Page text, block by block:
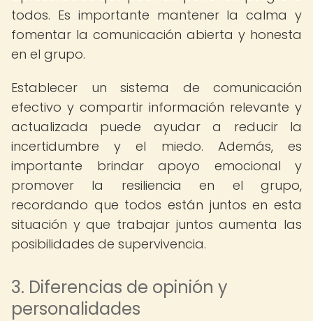
todos. Es importante mantener la calma y
fomentar la comunicación abierta y honesta
en el grupo.
Establecer un sistema de comunicación
efectivo y compartir información relevante y
actualizada puede ayudar a reducir la
incertidumbre y el miedo. Además, es
importante brindar apoyo emocional y
promover la resiliencia en el grupo,
recordando que todos están juntos en esta
situación y que trabajar juntos aumenta las
posibilidades de supervivencia.
3. Diferencias de opinión y
personalidades